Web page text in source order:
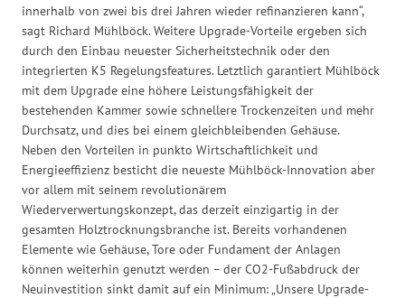
innerhalb von zwei bis drei Jahren wieder refinanzieren kann“,
sagt Richard Mühlböck. Weitere Upgrade-Vorteile ergeben sich
durch den Einbau neuester Sicherheitstechnik oder den
integrierten K5 Regelungsfeatures. Letztlich garantiert Mühlböck
mit dem Upgrade eine höhere Leistungsfähigkeit der
bestehenden Kammer sowie schnellere Trockenzeiten und mehr
Durchsatz, und dies bei einem gleichbleibenden Gehäuse.
Neben den Vorteilen in punkto Wirtschaftlichkeit und
Energieeffizienz besticht die neueste Mühlböck-Innovation aber
vor allem mit seinem revolutionärem
Wiederverwertungskonzept, das derzeit einzigartig in der
gesamten Holztrocknungsbranche ist. Bereits vorhandenen
Elemente wie Gehäuse, Tore oder Fundament der Anlagen
können weiterhin genutzt werden – der CO2-Fußabdruck der
Neuinvestition sinkt damit auf ein Minimum: „Unsere Upgrade-